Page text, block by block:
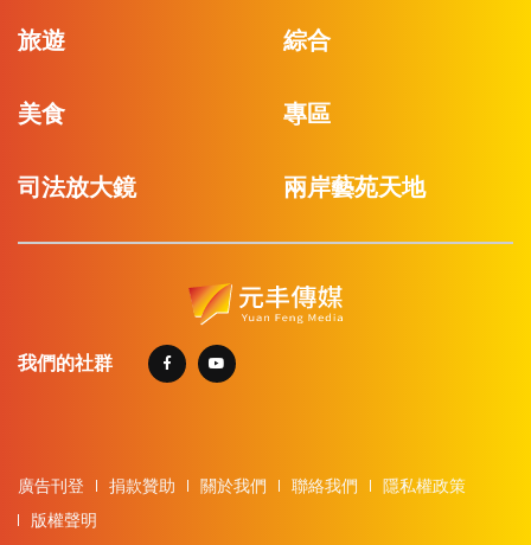
旅遊 綜合
美食 專區
司法放大鏡 兩岸藝苑天地
我們的社群
廣告刊登 捐款贊助 關於我們 聯絡我們
隱私權政策
版權聲明